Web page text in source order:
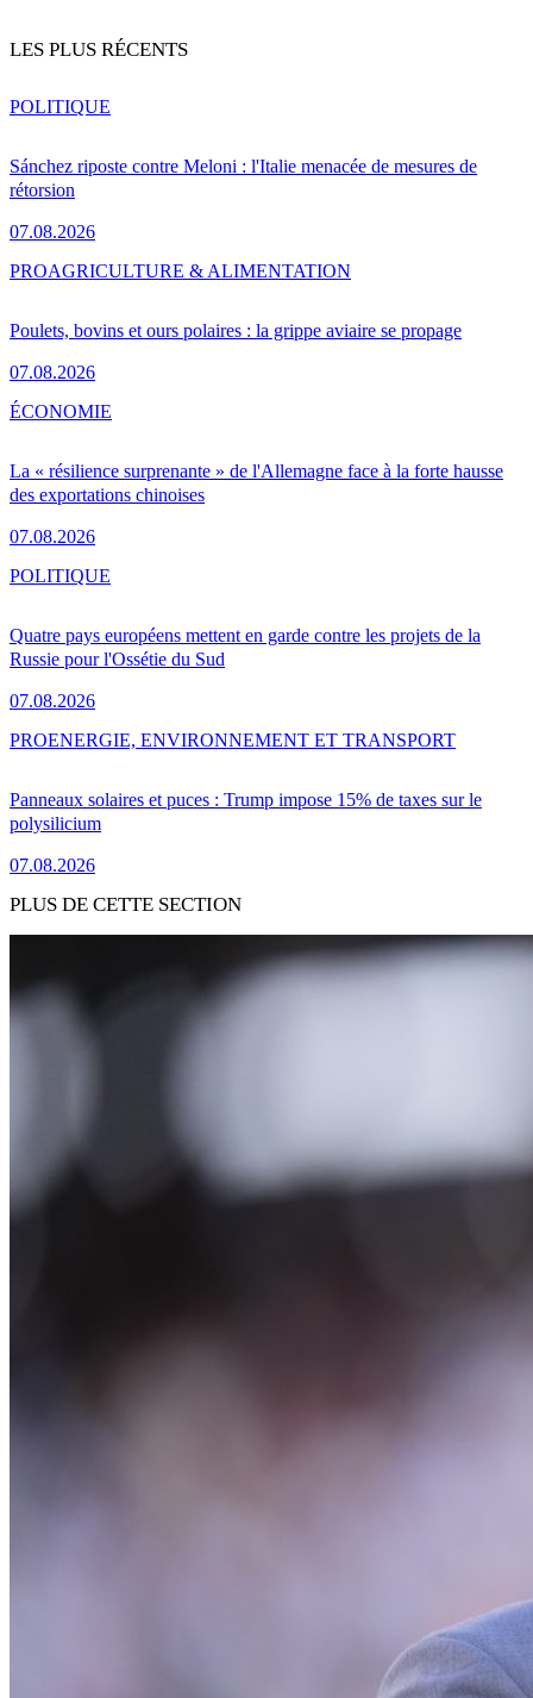
LES PLUS RÉCENTS
Sánchez riposte contre Meloni : l'Italie menacée de mesures de
rétorsion
07.08.2026
POLITIQUE
Poulets, bovins et ours polaires : la grippe aviaire se propage
07.08.2026
PROAGRICULTURE & ALIMENTATION
La « résilience surprenante » de l'Allemagne face à la forte hausse
des exportations chinoises
07.08.2026
ÉCONOMIE
Quatre pays européens mettent en garde contre les projets de la
Russie pour l'Ossétie du Sud
07.08.2026
POLITIQUE
Panneaux solaires et puces : Trump impose 15% de taxes sur le
polysilicium
07.08.2026
PROENERGIE, ENVIRONNEMENT ET TRANSPORT
PLUS DE CETTE SECTION